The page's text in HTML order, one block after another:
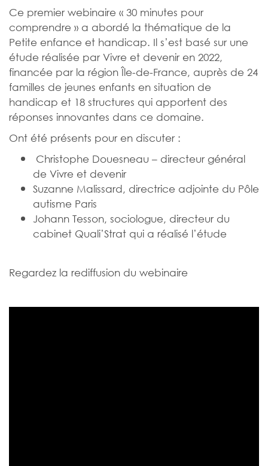
Ce premier webinaire « 30 minutes pour
comprendre » a abordé la thématique de la
Petite enfance et handicap. Il s’est basé sur une
étude réalisée par Vivre et devenir en 2022,
financée par la région Île-de-France, auprès de 24
familles de jeunes enfants en situation de
handicap et 18 structures qui apportent des
réponses innovantes dans ce domaine.
Ont été présents pour en discuter :
Christophe Douesneau – directeur général
de Vivre et devenir
Suzanne Malissard, directrice adjointe du Pôle
autisme Paris
Johann Tesson, sociologue, directeur du
cabinet Quali’Strat qui a réalisé l’étude
Regardez la rediffusion du webinaire